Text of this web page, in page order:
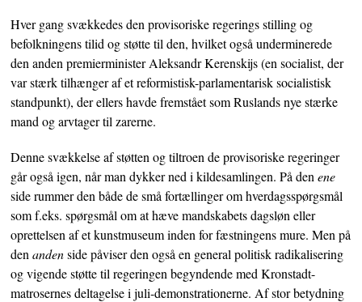
Hver gang svækkedes den provisoriske regerings stilling og
befolkningens tilid og støtte til den, hvilket også underminerede
den anden premierminister Aleksandr Kerenskijs (en socialist, der
var stærk tilhænger af et reformistisk-parlamentarisk socialistisk
standpunkt), der ellers havde fremstået som Ruslands nye stærke
mand og arvtager til zarerne.
Denne svækkelse af støtten og tiltroen de provisoriske regeringer
går også igen, når man dykker ned i kildesamlingen. På denene
side rummer den både de små fortællinger om hverdagsspørgsmål
som f.eks. spørgsmål om at hæve mandskabets dagsløn eller
oprettelsen af et kunstmuseum inden for fæstningens mure. Men på
denandenside påviser den også en general politisk radikalisering
og vigende støtte til regeringen begyndende med Kronstadt-
matrosernes deltagelse i juli-demonstrationerne. Af stor betydning